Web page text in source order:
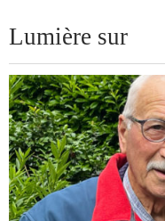
Lumière sur